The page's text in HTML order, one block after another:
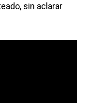
sin aclarar